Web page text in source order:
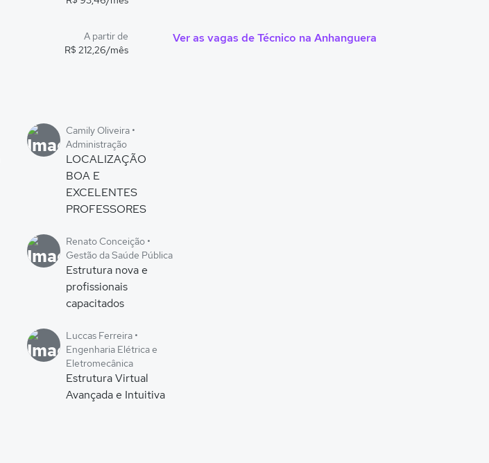
A partir de
R$ 212,26/mês
Ver as vagas de Técnico na Anhanguera
Camily Oliveira •
Administração
LOCALIZAÇÃO
BOA E
EXCELENTES
PROFESSORES
Renato Conceição •
Gestão da Saúde Pública
Estrutura nova e
profissionais
capacitados
Luccas Ferreira •
Engenharia Elétrica e
Eletromecânica
Estrutura Virtual
Avançada e Intuitiva